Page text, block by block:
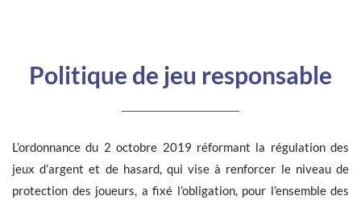
Politique de jeu responsable
L’ordonnance du 2 octobre 2019 réformant la régulation des
jeux d’argent et de hasard, qui vise à renforcer le niveau de
protection des joueurs, a fixé l’obligation, pour l’ensemble des